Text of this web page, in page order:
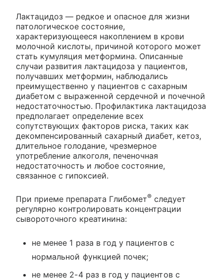
Лактацидоз — редкое и опасное для жизни
патологическое состояние,
характеризующееся накоплением в крови
молочной кислоты, причиной которого может
стать кумуляция метформина. Описанные
случаи развития лактацидоза у пациентов,
получавших метформин, наблюдались
преимущественно у пациентов с сахарным
диабетом с выраженной сердечной и почечной
недостаточностью. Профилактика лактацидоза
предполагает определение всех
сопутствующих факторов риска, таких как
декомпенсированный сахарный диабет, кетоз,
длительное голодание, чрезмерное
употребление алкоголя, печеночная
недостаточность и любое состояние,
связанное с гипоксией.
При приеме препарата Глибомет® следует
регулярно контролировать концентрации
сывороточного креатинина:
не менее 1 раза в год у пациентов с
нормальной функцией почек;
не менее 2-4 раз в год у пациентов с